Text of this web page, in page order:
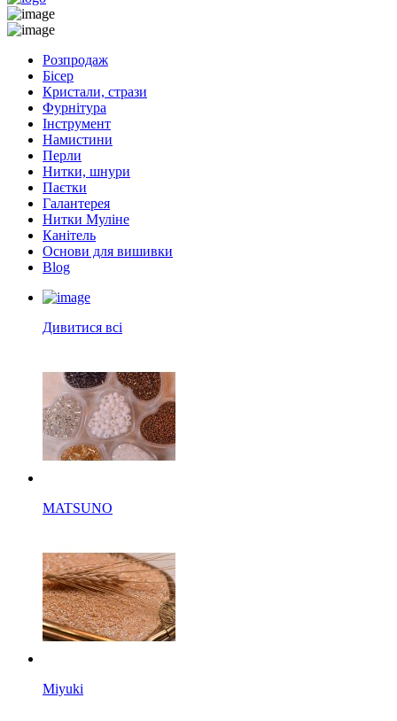
Розпродаж
Бісер
Кристали, стрази
Фурнітура
Інструмент
Намистини
Перли
Нитки, шнури
Паєтки
Галантерея
Нитки Муліне
Канітель
Основи для вишивки
Blog
Дивитися всі
MATSUNO
Miyuki